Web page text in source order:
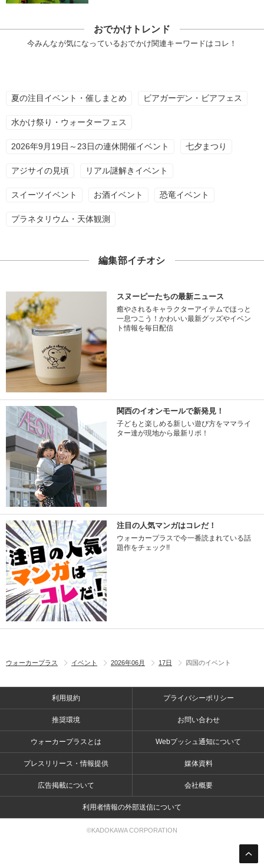
おでかけトレンド
今みんなが気になっているおでかけ関連キーワードはコレ！
夏の注目イベント・催しまとめ ビアガーデン・ビアフェス
水かけ祭り・ウォーターフェス
2026年9月19日～23日の連休開催イベント 七夕まつり
アジサイの見頃 リアル謎解きイベント
スイーツイベント お酒イベント 恐竜イベント
プラネタリウム・天体観測
編集部イチオシ
スヌーピーたちの最新ニュース
癒やされるキャラクターアイテムでほっと
一息つこう！かわいい最新グッズやイベン
ト情報を毎日配信
関西のイオンモールで新発見！
子どもと楽しめる新しい遊び方をママライ
ター達が現地から最新リポ！
注目の人気マンガはコレだ！
ウォーカープラスで今一番読まれている話
題作をチェック!!
ウォーカープラス イベント 2026年06月 17日 四国のイベント
利用規約 プライバシーポリシー
推奨環境 お問い合わせ
ウォーカープラスとは Webプッシュ通知について
プレスリリース・情報提供 媒体資料
広告掲載について 会社概要
利用者情報の外部送信について
©KADOKAWA CORPORATION